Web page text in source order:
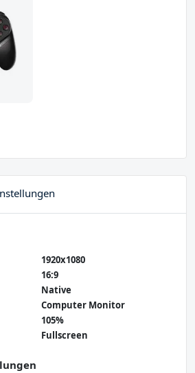
1920x1080
16:9
Native
Computer Monitor
105%
Fullscreen